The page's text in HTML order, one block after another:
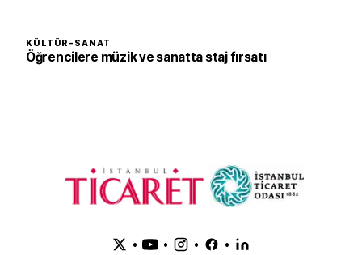
KÜLTÜR-SANAT
Öğrencilere müzik ve sanatta staj fırsatı
• • • •